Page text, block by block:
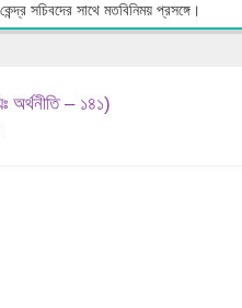
সচিবদের সাথে মতবিনিময় প্রসঙ্গে।
অর্থনীতি – ১৪১)